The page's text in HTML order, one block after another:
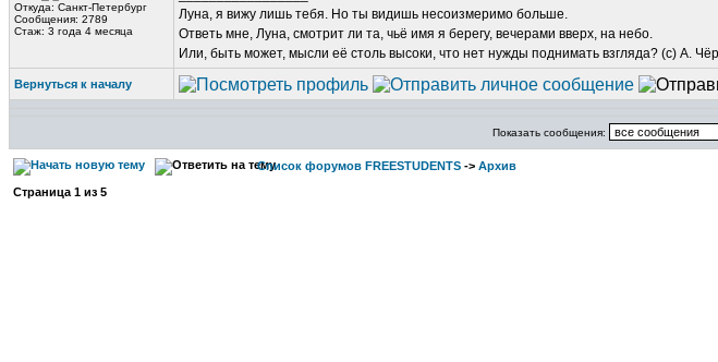
Откуда: Санкт-Петербург
Сообщения: 2789
Стаж: 3 года 4 месяца
Луна, я вижу лишь тебя. Но ты видишь несоизмеримо больше.
Ответь мне, Луна, смотрит ли та, чьё имя я берегу, вечерами вверх, на небо.
Или, быть может, мысли её столь высоки, что нет нужды поднимать взгляда? (с) А.
Вернуться к началу
Показать сообщения:
Список форумов FREESTUDENTS -> Архив
Страница 1 из 5